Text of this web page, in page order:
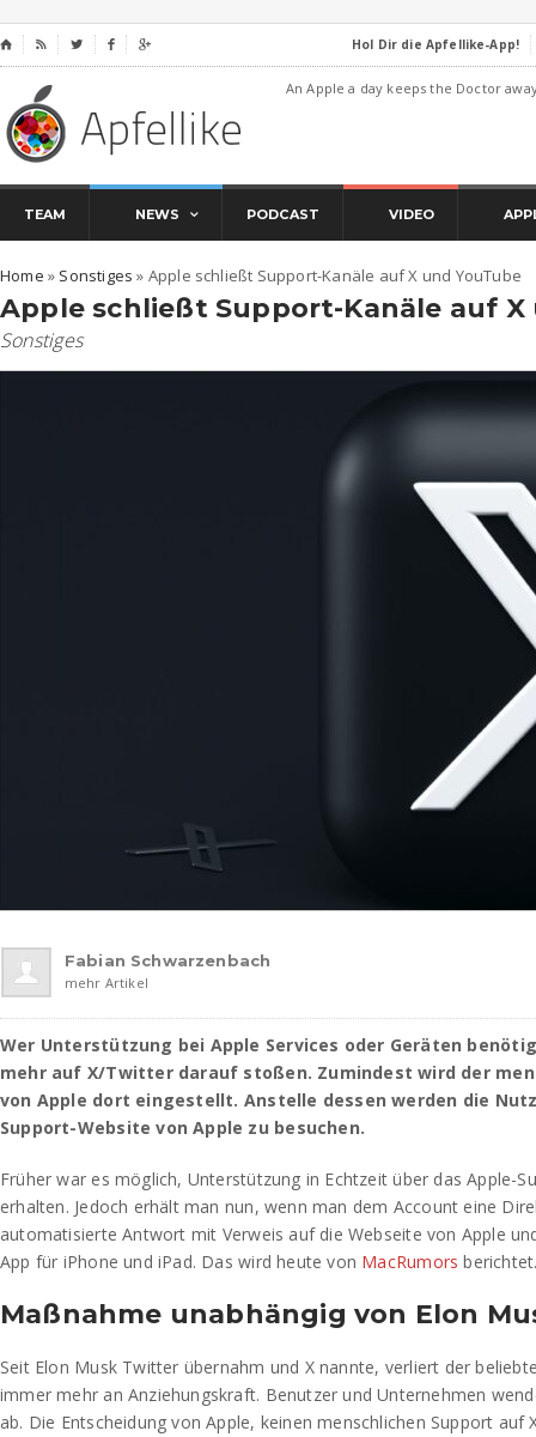
⌂     Hol Dir die Apfellike-App!
An Apple a day keeps the Doctor
TEAM NEWS PODCAST VIDEO
Home » Sonstiges » Apple schließt Support-Kanäle auf X und YouTube
Apple schließt Support-Kanäle auf X
Sonstiges
Fabian Schwarzenbach
mehr Artikel
Wer Unterstützung bei Apple Services oder Geräten
mehr auf X/Twitter darauf stoßen. Zumindest wird der
von Apple dort eingestellt. Anstelle dessen werden die
Support-Website von Apple zu besuchen.
Früher war es möglich, Unterstützung in Echtzeit über das Apple-
erhalten. Jedoch erhält man nun, wenn man dem Account eine
automatisierte Antwort mit Verweis auf die Webseite von Apple
App für iPhone und iPad. Das wird heute von MacRumors
Maßnahme unabhängig von Elon
Seit Elon Musk Twitter übernahm und X nannte, verliert der
immer mehr an Anziehungskraft. Benutzer und Unternehmen
ab. Die Entscheidung von Apple, keinen menschlichen Support auf